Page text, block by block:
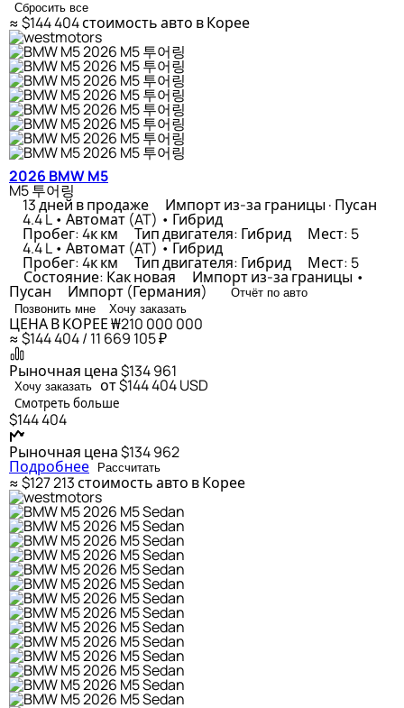
Сбросить все
≈ $144 404стоимость авто в Корее
2026 BMW M5
M5 투어링
13 дней в продаже Импорт из-за границы · Пусан
4.4 L • Автомат (AT) • Гибрид
Пробег: 4к км Тип двигателя: Гибрид Мест: 5
4.4 L • Автомат (AT) • Гибрид
Пробег: 4к км Тип двигателя: Гибрид Мест: 5
Состояние: Как новая Импорт из-за границы •
Пусан Импорт (Германия)
Отчёт по авто
Позвонить мне
Хочу заказать
ЦЕНА В КОРЕЕ₩210 000 000
≈ $144 404 / 11 669 105 ₽
Рыночная цена$134 961
Хочу заказать от $144 404USD
Смотреть больше
$144 404
Рыночная цена$134 962
Подробнее Рассчитать
≈ $127 213стоимость авто в Корее